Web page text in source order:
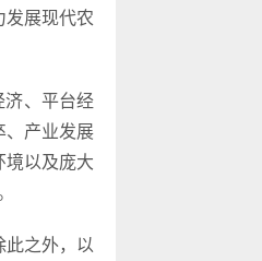
发展现代农
、平台经
、产业发展
以及庞大
之外，以